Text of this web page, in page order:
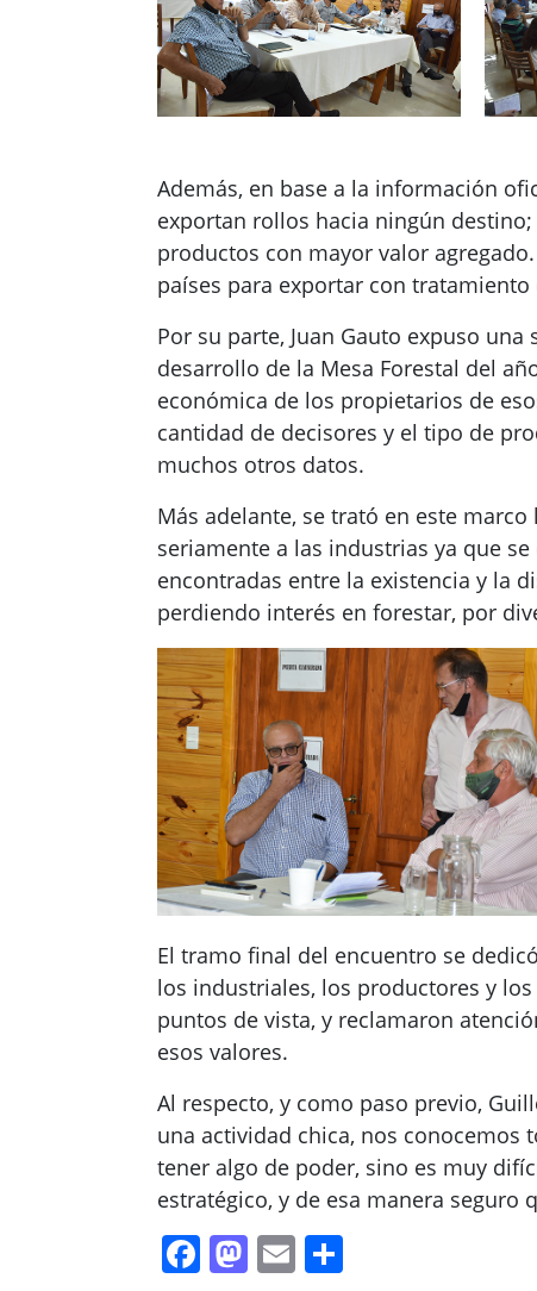
Además, en base a la información
exportan rollos hacia ningún
productos con mayor valor
países para exportar con
Por su parte, Juan Gauto expuso
desarrollo de la Mesa Forestal del
económica de los propietarios de
cantidad de decisores y el tipo de
muchos otros datos.
Más adelante, se trató en este
seriamente a las industrias ya que
encontradas entre la existencia y la
perdiendo interés en forestar, por
El tramo final del encuentro se
los industriales, los productores y
puntos de vista, y reclamaron
esos valores.
Al respecto, y como paso previo,
una actividad chica, nos conocemos
tener algo de poder, sino es muy
estratégico, y de esa manera seguro
Facebook
Mastodon
Email